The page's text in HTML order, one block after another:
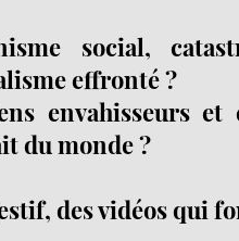
social,
effronté ?
envahisseurs et
du monde ?
des vidéos qui